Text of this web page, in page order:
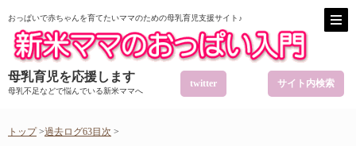
おっぱいで赤ちゃんを育てたいママのための母乳育児支援サイト♪
母乳育児を応援します
母乳不足などで悩んでいる新米ママへ
twitter サイト内検索
トップ>過去ログ63目次 >